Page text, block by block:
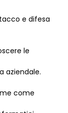
e difesa
le
aziendale.
come